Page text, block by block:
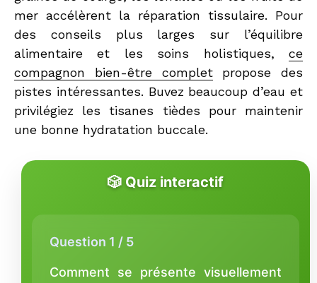
mer accélèrent la réparation tissulaire. Pour
des conseils plus larges sur l’équilibre
alimentaire et les soins holistiques, ce
compagnon bien-être completpropose des
pistes intéressantes. Buvez beaucoup d’eau et
privilégiez les tisanes tièdes pour maintenir
une bonne hydratation buccale.
🎲 Quiz interactif
Question 1 / 5
Comment se présente visuellement